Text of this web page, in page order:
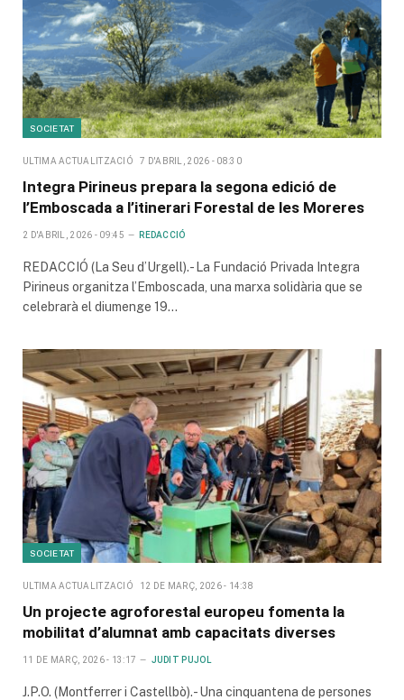
SOCIETAT
ULTIMA ACTUALITZACIÓ 7 D'ABRIL, 2026 - 08:30
Integra Pirineus prepara la segona edició de
l’Emboscada a l’itinerari Forestal de les Moreres
2 D'ABRIL, 2026 - 09:45 REDACCIÓ
REDACCIÓ (La Seu d’Urgell).- La Fundació Privada Integra
Pirineus organitza l’Emboscada, una marxa solidària que se
celebrarà el diumenge 19…
SOCIETAT
ULTIMA ACTUALITZACIÓ 12 DE MARÇ, 2026 - 14:38
Un projecte agroforestal europeu fomenta la
mobilitat d’alumnat amb capacitats diverses
11 DE MARÇ, 2026 - 13:17 JUDIT PUJOL
J.P.O. (Montferrer i Castellbò).- Una cinquantena de persones